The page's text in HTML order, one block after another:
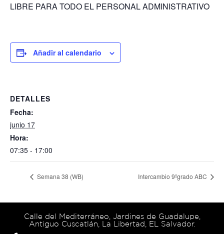
LIBRE PARA TODO EL PERSONAL ADMINISTRATIVO
Añadir al calendario
DETALLES
Fecha:
junio 17
Hora:
07:35 - 17:00
Semana 38 (WB) Intercambio 9ºgrado ABC
Calle del Mediterráneo, Jardines de Guadalupe,
Antiguo Cuscatlán, La Libertad, EL Salvador.